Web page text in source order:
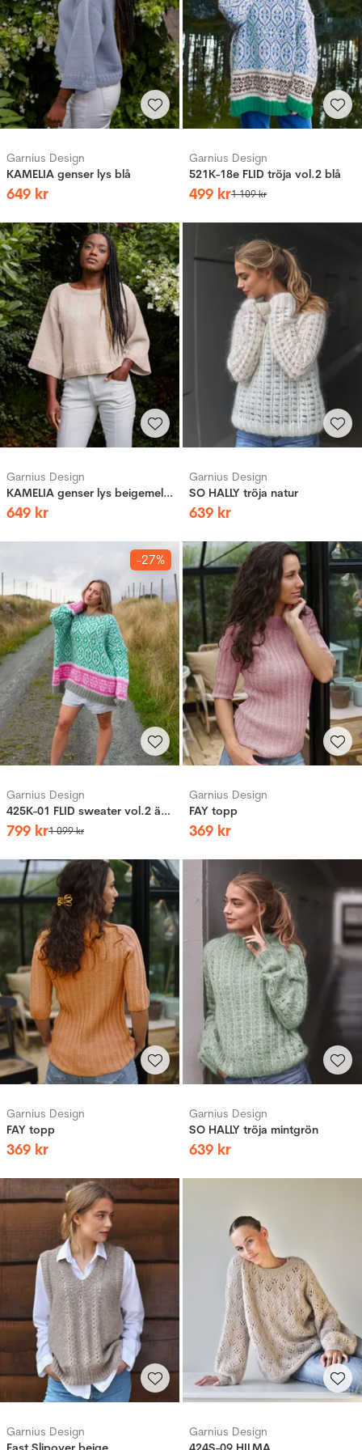
Garnius Design
KAMELIA genser lys blå
649 kr
Garnius Design
521K-18e FLID tröja vol.2 blå
499 kr1 109kr
Garnius Design
KAMELIA genser lys beigemelert
649 kr
Garnius Design
SO HALLY tröja natur
639 kr
-27%
Garnius Design
425K-01 FLID sweater vol.2 äppelgrönt
799 kr1 099kr
Garnius Design
FAY topp
369 kr
Garnius Design
FAY topp
369 kr
Garnius Design
SO HALLY tröja mintgrön
639 kr
Garnius Design
Garnius Design